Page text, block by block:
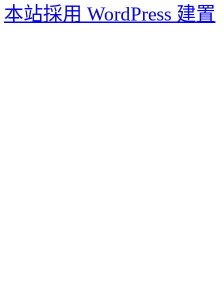
本站採用 WordPress 建置